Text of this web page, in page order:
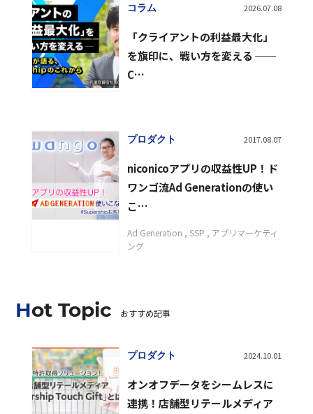
コラム 2026.07.08
「クライアントの利益最大化」
を旗印に、戦い方を変える ──
C…
プロダクト 2017.08.07
niconicoアプリの収益性UP！ド
ワンゴ流Ad Generationの使い
こ…
Ad Generation SSP
アプリマーケティ
ング
Hot Topic おすすめ記事
プロダクト 2024.10.01
オンオフデータをシームレスに
連携！店舗型リテールメディア